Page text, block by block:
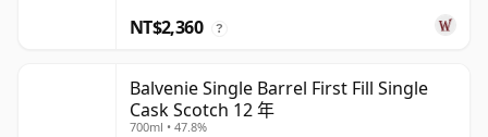
NT$2,360 ?
Balvenie Single Barrel First Fill Single
Cask Scotch 12 年
700ml • 47.8%